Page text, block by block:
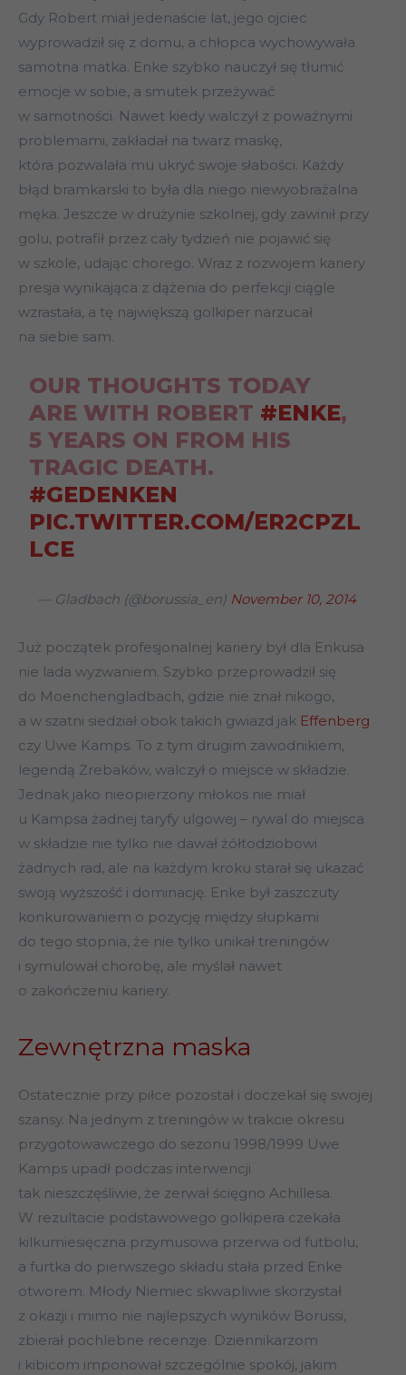
Gdy Robert miał jedenaście lat, jego ojciec
wyprowadził się z domu, a chłopca wychowywała
samotna matka. Enke szybko nauczył się tłumić
emocje w sobie, a smutek przeżywać
w samotności. Nawet kiedy walczył z poważnymi
problemami, zakładał na twarz maskę,
która pozwalała mu ukryć swoje słabości. Każdy
błąd bramkarski to była dla niego niewyobrażalna
męka. Jeszcze w drużynie szkolnej, gdy zawinił przy
golu, potrafił przez cały tydzień nie pojawić się
w szkole, udając chorego. Wraz z rozwojem kariery
presja wynikająca z dążenia do perfekcji ciągle
wzrastała, a tę największą golkiper narzucał
na siebie sam.
OUR THOUGHTS TODAY
ARE WITH ROBERT #ENKE,
5 YEARS ON FROM HIS
TRAGIC DEATH.
#GEDENKEN
PIC.TWITTER.COM/ER2CPZL
LCE
— Gladbach (@borussia_en) November 10, 2014
Już początek profesjonalnej kariery był dla Enkusa
nie lada wyzwaniem. Szybko przeprowadził się
do Moenchengladbach, gdzie nie znał nikogo,
a w szatni siedział obok takich gwiazd jak Effenberg
czy Uwe Kamps. To z tym drugim zawodnikiem,
legendą Żrebaków, walczył o miejsce w składzie.
Jednak jako nieopierzony młokos nie miał
u Kampsa żadnej taryfy ulgowej – rywal do miejsca
w składzie nie tylko nie dawał żółtodziobowi
żadnych rad, ale na każdym kroku starał się ukazać
swoją wyższość i dominację. Enke był zaszczuty
konkurowaniem o pozycję między słupkami
do tego stopnia, że nie tylko unikał treningów
i symulował chorobę, ale myślał nawet
o zakończeniu kariery.
Zewnętrzna maska
Ostatecznie przy piłce pozostał i doczekał się swojej
szansy. Na jednym z treningów w trakcie okresu
przygotowawczego do sezonu 1998/1999 Uwe
Kamps upadł podczas interwencji
tak nieszczęśliwie, że zerwał ścięgno Achillesa.
W rezultacie podstawowego golkipera czekała
kilkumiesięczna przymusowa przerwa od futbolu,
a furtka do pierwszego składu stała przed Enke
otworem. Młody Niemiec skwapliwie skorzystał
z okazji i mimo nie najlepszych wyników Borussi,
zbierał pochlebne recenzje. Dziennikarzom
i kibicom imponował szczególnie spokój, jakim